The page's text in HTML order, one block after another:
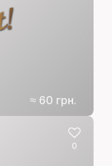
≈ 60 грн.
0